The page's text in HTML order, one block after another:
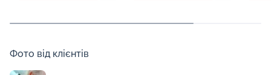
Фото від клієнтів